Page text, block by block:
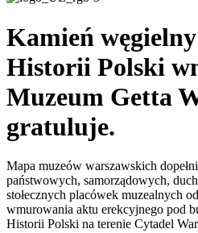
Kamień
Historii Polski
Muzeum Getta
gratuluje.
Mapa muzeów warszawskich
państwowych, samorządowych,
stołecznych placówek muzealnych
wmurowania aktu erekcyjnego pod
Historii Polski na terenie Cytadel